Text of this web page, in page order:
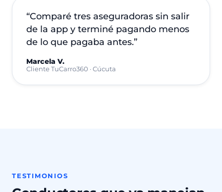
“Comparé tres aseguradoras sin salir
de la app y terminé pagando menos
de lo que pagaba antes.”
Marcela V.
Cliente TuCarro360 · Cúcuta
TESTIMONIOS